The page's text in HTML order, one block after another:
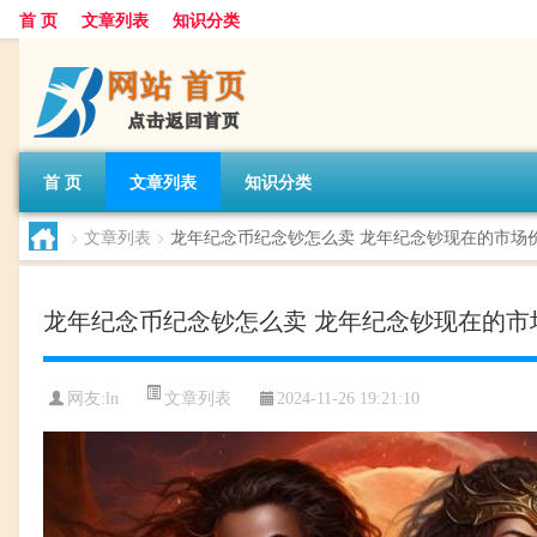
首 页 文章列表 知识分类
首 页 文章列表 知识分类
> 文章列表 > 龙年纪念币纪念钞怎么卖 龙年纪念钞现在的市场
龙年纪念币纪念钞怎么卖 龙年纪念钞现在的市
网友: ln 文章列表 2024-11-26 19:21:10